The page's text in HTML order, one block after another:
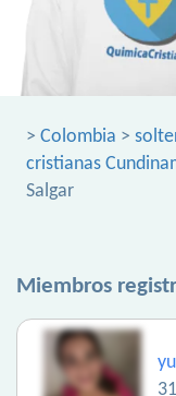
> Colombia >
cristianas
Salgar
Miembros